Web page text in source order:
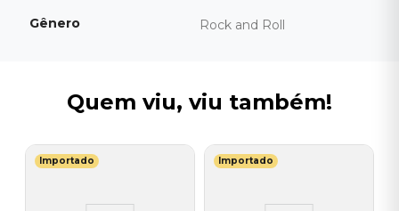
Gênero Rock and Roll
Quem viu, viu também!
Importado Importado